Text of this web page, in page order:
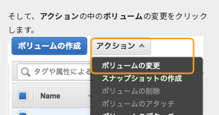
そして、 アクションの中のボリュームの変更をクリック
します。